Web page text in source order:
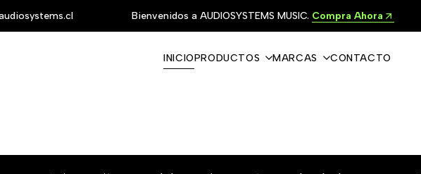
Bienvenidos a AUDIOSYSTEMS MUSIC. Compra Ahora
INICIOPRODUCTOS MARCAS CONTACTO